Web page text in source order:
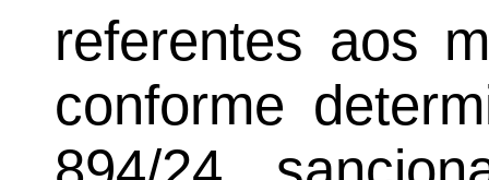
referentes aos
conforme